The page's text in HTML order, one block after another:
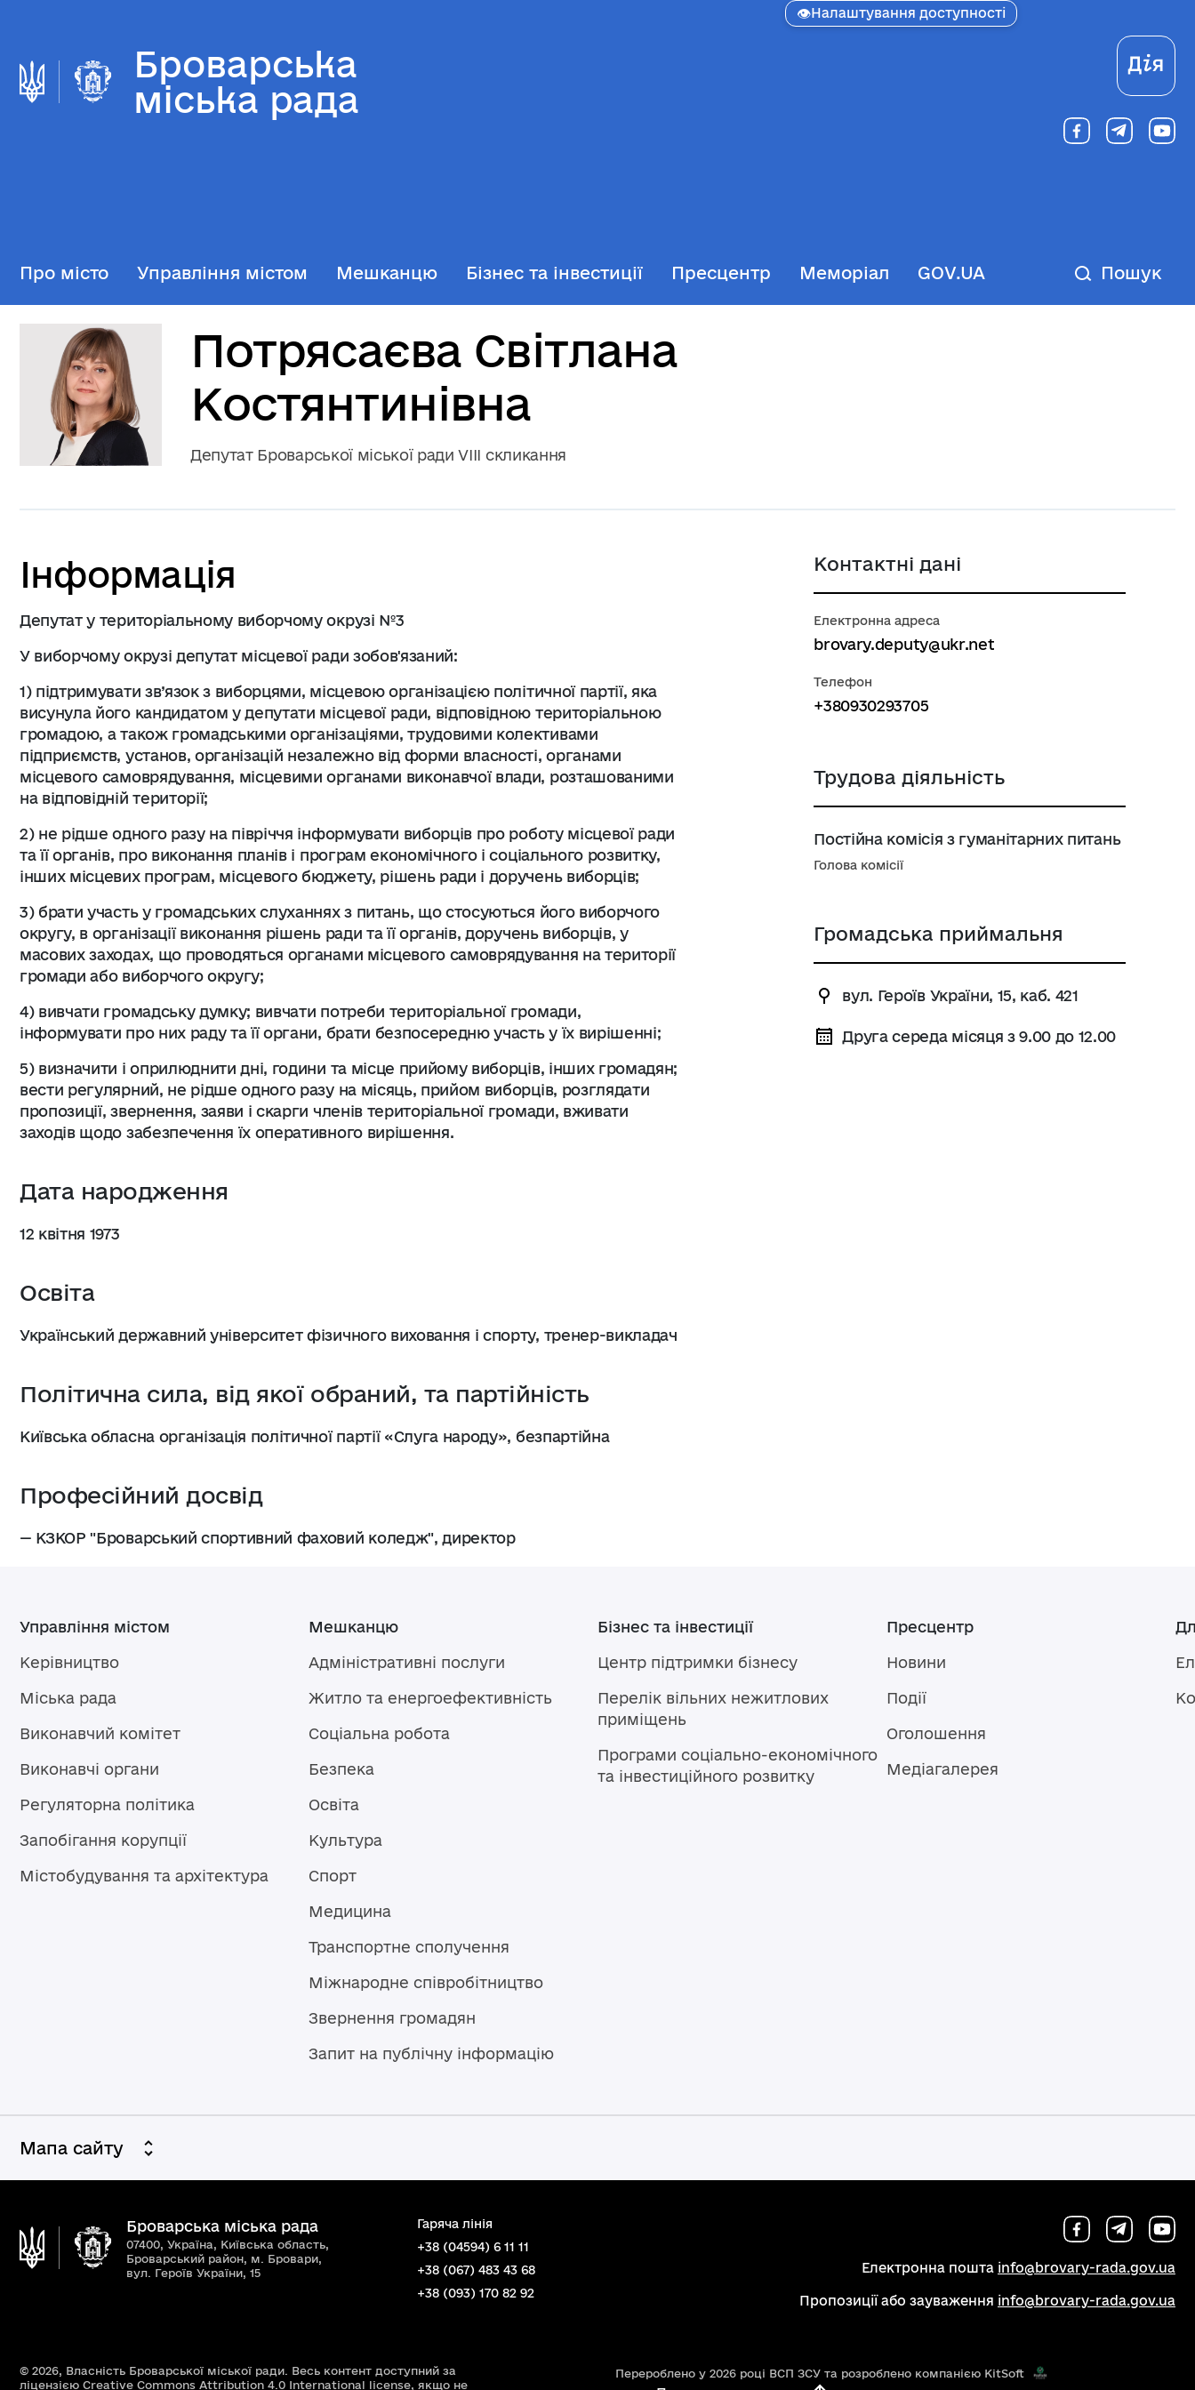
Броварська
міська рада
👁Налаштування доступності
Про місто Управління містом Мешканцю Бізнес та інвестиції Пресцентр Меморіал GOV.UA Пошук
Потрясаєва Світлана
Костянтинівна
Депутат Броварської міської ради VІІІ скликання
Інформація
Депутат у територіальному виборчому окрузі №3
У виборчому окрузі депутат місцевої ради зобов'язаний:
1) підтримувати зв’язок з виборцями, місцевою організацією політичної партії, яка
висунула його кандидатом у депутати місцевої ради, відповідною територіальною
громадою, а також громадськими організаціями, трудовими колективами
підприємств, установ, організацій незалежно від форми власності, органами
місцевого самоврядування, місцевими органами виконавчої влади, розташованими
на відповідній території;
2) не рідше одного разу на півріччя інформувати виборців про роботу місцевої ради
та її органів, про виконання планів і програм економічного і соціального розвитку,
інших місцевих програм, місцевого бюджету, рішень ради і доручень виборців;
3) брати участь у громадських слуханнях з питань, що стосуються його виборчого
округу, в організації виконання рішень ради та її органів, доручень виборців, у
масових заходах, що проводяться органами місцевого самоврядування на території
громади або виборчого округу;
4) вивчати громадську думку; вивчати потреби територіальної громади,
інформувати про них раду та її органи, брати безпосередню участь у їх вирішенні;
5) визначити і оприлюднити дні, години та місце прийому виборців, інших громадян;
вести регулярний, не рідше одного разу на місяць, прийом виборців, розглядати
пропозиції, звернення, заяви і скарги членів територіальної громади, вживати
заходів щодо забезпечення їх оперативного вирішення.
Дата народження
12 квітня 1973
Освіта
Український державний університет фізичного виховання і спорту, тренер-викладач
Політична сила, від якої обраний, та партійність
Київська обласна організація політичної партії «Слуга народу», безпартійна
Професійний досвід
— КЗКОР "Броварський спортивний фаховий коледж", директор
Контактні дані
Електронна адреса
brovary.deputy@ukr.net
Телефон
+380930293705
Трудова діяльність
Постійна комісія з гуманітарних питань
Голова комісії
Громадська приймальня
вул. Героїв України, 15, каб. 421
Друга середа місяця з 9.00 до 12.00
Управління містом
Керівництво
Міська рада
Виконавчий комітет
Виконавчі органи
Регуляторна політика
Запобігання корупції
Містобудування та архітектура
Мешканцю
Адміністративні послуги
Житло та енергоефективність
Соціальна робота
Безпека
Освіта
Культура
Спорт
Медицина
Транспортне сполучення
Міжнародне співробітництво
Звернення громадян
Запит на публічну інформацію
Бізнес та інвестиції
Центр підтримки бізнесу
Перелік вільних нежитлових
приміщень
Програми соціально-економічного
та інвестиційного розвитку
Пресцентр
Новини
Події
Оголошення
Медіагалерея
Мапа сайту
Броварська міська рада
07400, Україна, Київська область,
Броварський район, м. Бровари,
вул. Героїв України, 15
Гаряча лінія
+38 (04594) 6 11 11
+38 (067) 483 43 68
+38 (093) 170 82 92
Електронна пошта info@brovary-rada.gov.ua
Пропозиції або зауваження info@brovary-rada.gov.ua
© 2026, Власність Броварської міської ради. Весь контент доступний за
ліцензією Creative Commons Attribution 4.0 International license, якщо не
Перероблено у 2026 році ВСП ЗСУ та розроблено компанією KitSoft